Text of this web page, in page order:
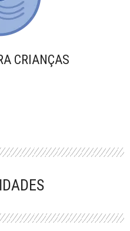
CRIANÇAS